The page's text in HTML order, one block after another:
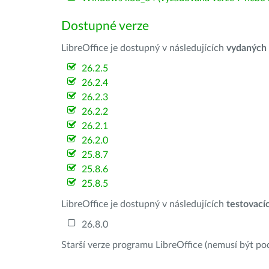
Dostupné verze
LibreOffice je dostupný v následujících vydaných
26.2.5
26.2.4
26.2.3
26.2.2
26.2.1
26.2.0
25.8.7
25.8.6
25.8.5
LibreOffice je dostupný v následujících
26.8.0
Starší verze programu LibreOffice (nemusí být